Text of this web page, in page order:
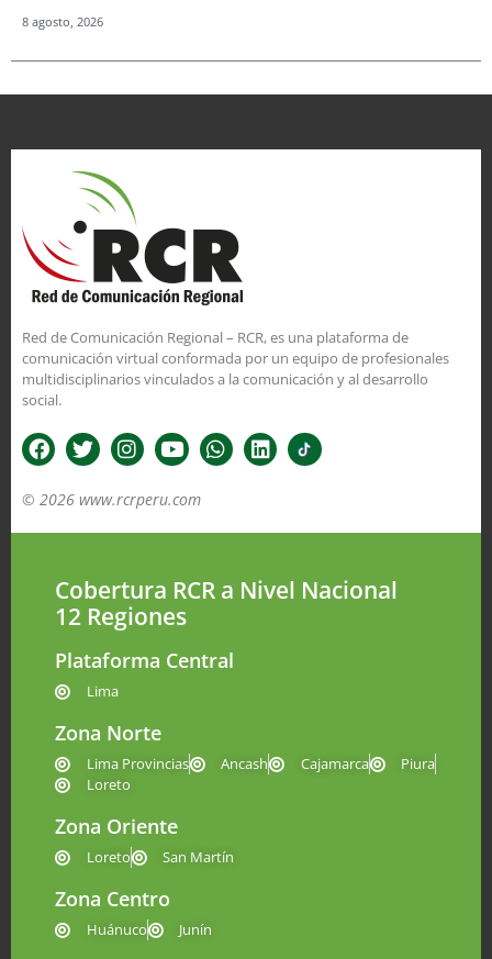
8 agosto, 2026
Red de Comunicación Regional – RCR, es una plataforma de
comunicación virtual conformada por un equipo de profesionales
multidisciplinarios vinculados a la comunicación y al desarrollo
social.
© 2026 www.rcrperu.com
Cobertura RCR a Nivel Nacional
12 Regiones
Plataforma Central
Lima
Zona Norte
Lima Provincias Ancash Cajamarca
Piura
Loreto
Zona Oriente
Loreto San Martín
Zona Centro
Huánuco Junín